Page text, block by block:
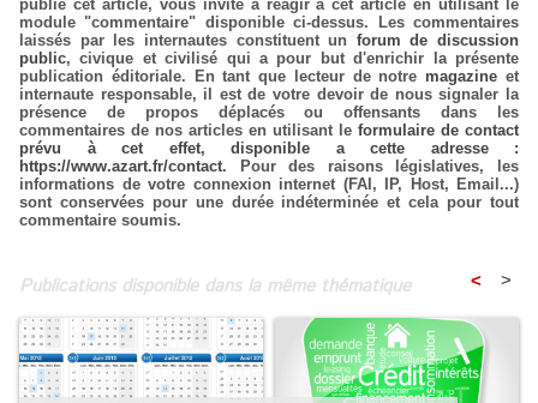
publié cet article, vous invite à réagir à cet article en utilisant le
module "commentaire" disponible ci-dessus. Les commentaires
laissés par les internautes constituent un forum de discussion
public, civique et civilisé qui a pour but d'enrichir la présente
publication éditoriale. En tant que lecteur de notre magazine et
internaute responsable, il est de votre devoir de nous signaler la
présence de propos déplacés ou offensants dans les
commentaires de nos articles en utilisant le formulaire de contact
prévu à cet effet, disponible a cette adresse :
https://www.azart.fr/contact. Pour des raisons législatives, les
informations de votre connexion internet (FAI, IP, Host, Email...)
sont conservées pour une durée indéterminée et cela pour tout
commentaire soumis.
Publications disponible dans la même thématique < >